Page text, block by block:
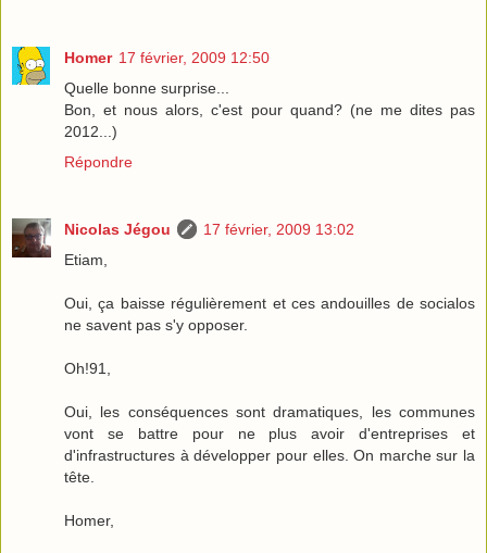
Homer 17 février, 2009 12:50
Quelle bonne surprise...
Bon, et nous alors, c'est pour quand? (ne me dites pas
2012...)
Répondre
Nicolas Jégou
17 février, 2009 13:02
Etiam,
Oui, ça baisse régulièrement et ces andouilles de socialos
ne savent pas s'y opposer.
Oh!91,
Oui, les conséquences sont dramatiques, les communes
vont se battre pour ne plus avoir d'entreprises et
d'infrastructures à développer pour elles. On marche sur la
tête.
Homer,